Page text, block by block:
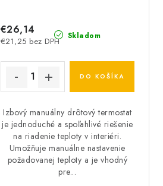
Skladom
€21,25 bez DPH
€26,14
DO KOŠÍKA
Izbový manuálny drôtový termostat
je jednoduché a spoľahlivé riešenie
na riadenie teploty v interiéri.
Umožňuje manuálne nastavenie
požadovanej teploty a je vhodný
pre...